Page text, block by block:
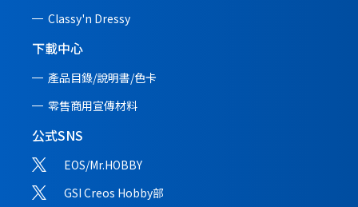
Classy'n Dressy
下載中心
產品目錄/說明書/色卡
零售商用宣傳材料
公式SNS
EOS/Mr.HOBBY
GSI Creos Hobby部